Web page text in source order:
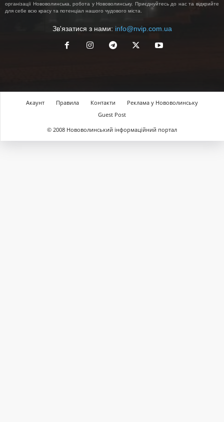
організації Нововолинська, робота у Нововолинську. Приєднуйтесь до нас та відкрийте
для себе всю красу та потенціал нашого чудового міста.
Зв'язатися з нами: info@nvip.com.ua
Акаунт Правила Контакти
Реклама у Нововолинську
Guest Post
© 2008 Нововолинський інформаційний портал